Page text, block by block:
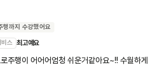
행까지 수강했어요
비스 최고예요
주행이 어어어엄청 쉬운거같아요~!! 수월하게